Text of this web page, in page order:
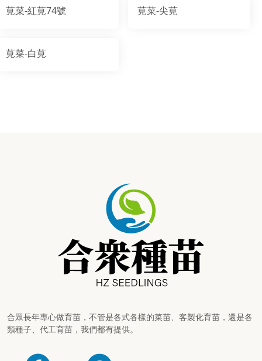
莧菜-紅莧74號 莧菜-尖莧
莧菜-白莧
合眾長年專心做育苗，不管是各式各樣的菜苗、客製化育苗，還是各
類種子、代工育苗，我們都有提供。